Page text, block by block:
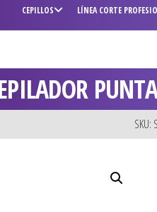
CEPILLOS LÍNEA CORTE
SKU: